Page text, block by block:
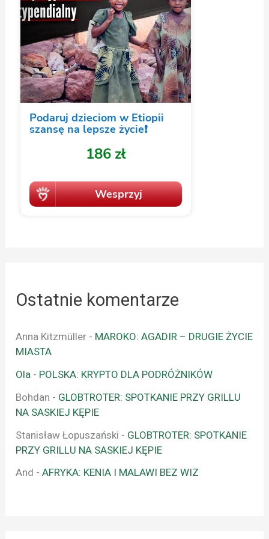
Ostatnie komentarze
Anna Kitzmüller - MAROKO: AGADIR – DRUGIE ŻYCIE
MIASTA
Ola - POLSKA: KRYPTO DLA PODRÓŻNIKÓW
Bohdan - GLOBTROTER: SPOTKANIE PRZY GRILLU
NA SASKIEJ KĘPIE
Stanisław Łopuszański - GLOBTROTER: SPOTKANIE
PRZY GRILLU NA SASKIEJ KĘPIE
And -AFRYKA: KENIA I MALAWI BEZ WIZ